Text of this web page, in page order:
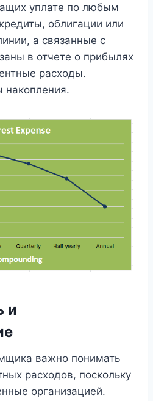
уплате по любым
облигации или
а связанные с
в отчете о прибылях
расходы.
накопления.
и
важно понимать
расходов, поскольку
организацией.